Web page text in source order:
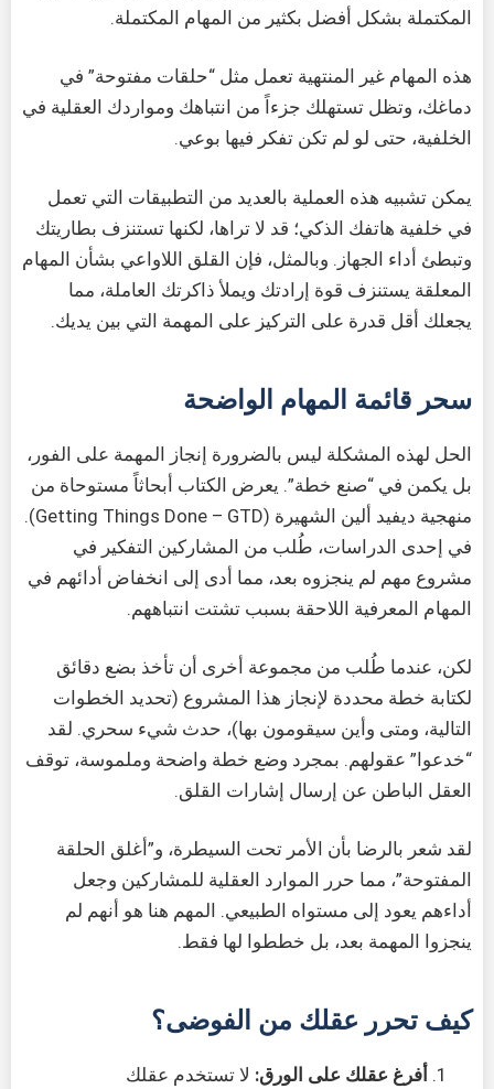
المكتملة بشكل أفضل بكثير من المهام المكتملة.
هذه المهام غير المنتهية تعمل مثل “حلقات مفتوحة” في
دماغك، وتظل تستهلك جزءاً من انتباهك ومواردك العقلية في
الخلفية، حتى لو لم تكن تفكر فيها بوعي.
يمكن تشبيه هذه العملية بالعديد من التطبيقات التي تعمل
في خلفية هاتفك الذكي؛ قد لا تراها، لكنها تستنزف بطاريتك
وتبطئ أداء الجهاز. وبالمثل، فإن القلق اللاواعي بشأن المهام
المعلقة يستنزف قوة إرادتك ويملأ ذاكرتك العاملة، مما
يجعلك أقل قدرة على التركيز على المهمة التي بين يديك.
سحر قائمة المهام الواضحة
الحل لهذه المشكلة ليس بالضرورة إنجاز المهمة على الفور،
بل يكمن في “صنع خطة”. يعرض الكتاب أبحاثاً مستوحاة من
منهجية ديفيد ألين الشهيرة (Getting Things Done – GTD).
في إحدى الدراسات، طُلب من المشاركين التفكير في
مشروع مهم لم ينجزوه بعد، مما أدى إلى انخفاض أدائهم في
المهام المعرفية اللاحقة بسبب تشتت انتباههم.
لكن، عندما طُلب من مجموعة أخرى أن تأخذ بضع دقائق
لكتابة خطة محددة لإنجاز هذا المشروع (تحديد الخطوات
التالية، ومتى وأين سيقومون بها)، حدث شيء سحري. لقد
“خدعوا” عقولهم. بمجرد وضع خطة واضحة وملموسة، توقف
العقل الباطن عن إرسال إشارات القلق.
لقد شعر بالرضا بأن الأمر تحت السيطرة، و”أغلق الحلقة
المفتوحة”، مما حرر الموارد العقلية للمشاركين وجعل
أداءهم يعود إلى مستواه الطبيعي. المهم هنا هو أنهم لم
ينجزوا المهمة بعد، بل خططوا لها فقط.
كيف تحرر عقلك من الفوضى؟
أفرغ عقلك على الورق: لا تستخدم عقلك